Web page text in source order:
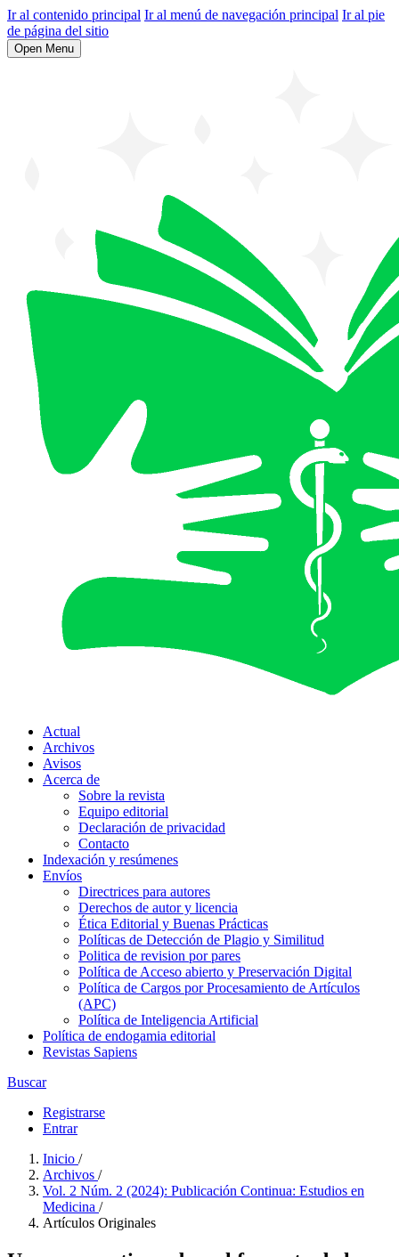
Ir al contenido principal Ir al menú de navegación principal Ir al pie
de página del sitio
Open Menu
Actual
Archivos
Avisos
Acerca de
Sobre la revista
Equipo editorial
Declaración de privacidad
Contacto
Indexación y resúmenes
Envíos
Directrices para autores
Derechos de autor y licencia
Ética Editorial y Buenas Prácticas
Políticas de Detección de Plagio y Similitud
Politica de revision por pares
Política de Acceso abierto y Preservación Digital
Política de Cargos por Procesamiento de Artículos
(APC)
Política de Inteligencia Artificial
Política de endogamia editorial
Revistas Sapiens
Buscar
Registrarse
Entrar
Inicio /
Archivos /
Vol. 2 Núm. 2 (2024): Publicación Continua: Estudios en
Medicina /
Artículos Originales